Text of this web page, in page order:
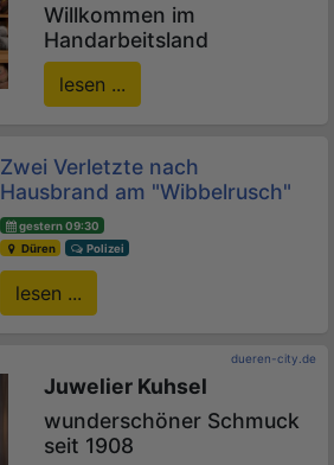
Willkommen im
Handarbeitsland
lesen ...
Zwei Verletzte nach
Hausbrand am "Wibbelrusch"
gestern 09:30
Düren
Polizei
lesen ...
dueren-city.de
Juwelier Kuhsel
wunderschöner Schmuck
seit 1908